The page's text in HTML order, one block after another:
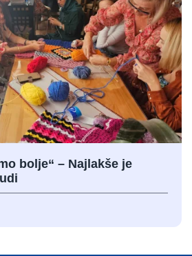
bolje“ – Najlakše je